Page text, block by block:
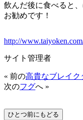
飲んだ後に食べると
お勧めです！
http://
サイト管理者
« 前の高貴なブレイク
次のフグへ »